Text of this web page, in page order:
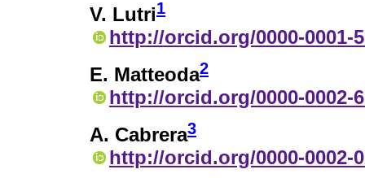
V. Lutri1
http://orcid.org/0000-0001-
E. Matteoda2
http://orcid.org/0000-0002-
A. Cabrera3
http://orcid.org/0000-0002-